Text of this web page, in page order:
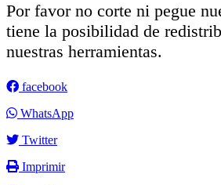
Por favor no corte ni pegue
tiene la posibilidad de
nuestras herramientas.
facebook
WhatsApp
Twitter
Imprimir